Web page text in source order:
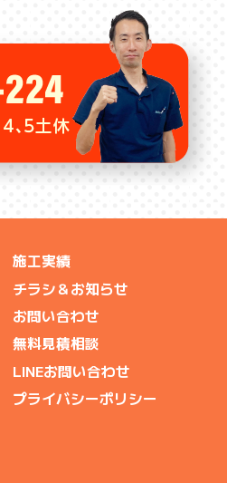
施工実績
チラシ＆お知らせ
お問い合わせ
無料見積相談
LINEお問い合わせ
プライバシーポリシー